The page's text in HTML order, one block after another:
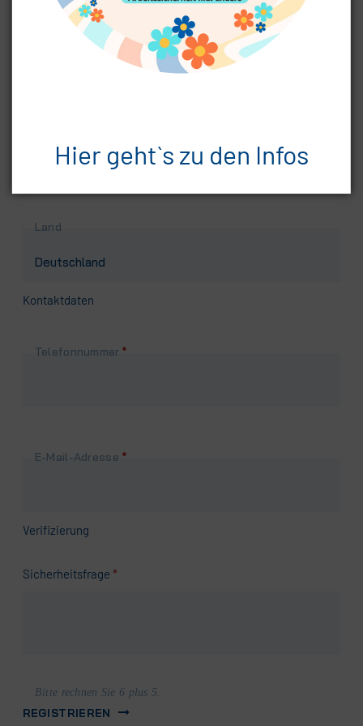
Pflichtfeld
Postleitzahl
Land
Kontaktdaten
Pflichtfeld
Telefonnummer *
Pflichtfeld
E-Mail-Adresse *
Verifizierung
Pflichtfeld
Sicherheitsfrage *
Bitte rechnen Sie 6 plus 5.
REGISTRIEREN
Hier geht`s zu den Infos